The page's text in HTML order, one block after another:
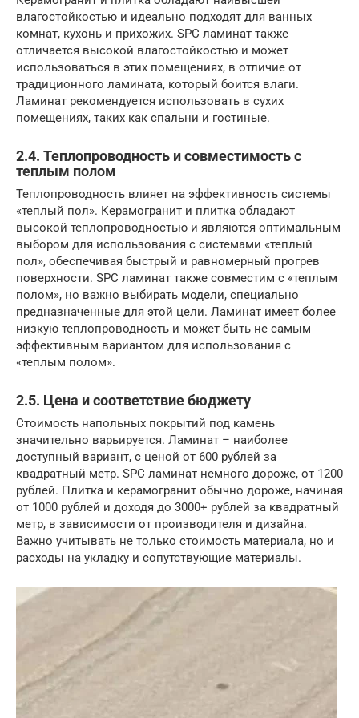
влагостойкостью и идеально подходят для ванных
комнат, кухонь и прихожих. SPC ламинат также
отличается высокой влагостойкостью и может
использоваться в этих помещениях, в отличие от
традиционного ламината, который боится влаги.
Ламинат рекомендуется использовать в сухих
помещениях, таких как спальни и гостиные.
2.4. Теплопроводность и совместимость с
теплым полом
Теплопроводность влияет на эффективность системы
«теплый пол». Керамогранит и плитка обладают
высокой теплопроводностью и являются оптимальным
выбором для использования с системами «теплый
пол», обеспечивая быстрый и равномерный прогрев
поверхности. SPC ламинат также совместим с «теплым
полом», но важно выбирать модели, специально
предназначенные для этой цели. Ламинат имеет более
низкую теплопроводность и может быть не самым
эффективным вариантом для использования с
«теплым полом».
2.5. Цена и соответствие бюджету
Стоимость напольных покрытий под камень
значительно варьируется. Ламинат – наиболее
доступный вариант, с ценой от 600 рублей за
квадратный метр. SPC ламинат немного дороже, от 1200
рублей. Плитка и керамогранит обычно дороже, начиная
от 1000 рублей и доходя до 3000+ рублей за квадратный
метр, в зависимости от производителя и дизайна.
Важно учитывать не только стоимость материала, но и
расходы на укладку и сопутствующие материалы.